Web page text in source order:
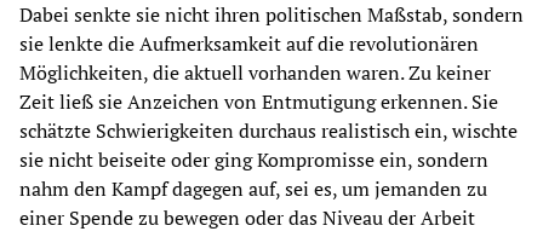
Dabei senkte sie nicht ihren politischen Maßstab, sondern
sie lenkte die Aufmerksamkeit auf die revolutionären
Möglichkeiten, die aktuell vorhanden waren. Zu keiner
Zeit ließ sie Anzeichen von Entmutigung erkennen. Sie
schätzte Schwierigkeiten durchaus realistisch ein, wischte
sie nicht beiseite oder ging Kompromisse ein, sondern
nahm den Kampf dagegen auf, sei es, um jemanden zu
einer Spende zu bewegen oder das Niveau der Arbeit